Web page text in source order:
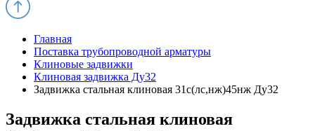
Главная
Поставка трубопроводной арматуры
Клиновые задвижки
Клиновая задвижка Ду32
Задвижка стальная клиновая 31с(лс,нж)45нж Ду32
Задвижка стальная клиновая